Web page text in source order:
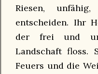
Riesen,
entscheiden. Ihr
der frei und
Landschaft floss.
Feuers und die